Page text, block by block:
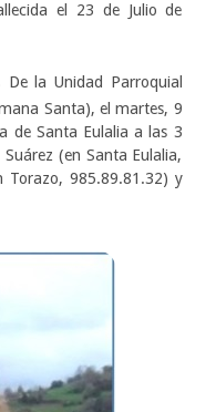
el 23 de Julio de
De la Unidad Parroquial
Santa), el martes, 9
de Santa Eulalia a las 3
(en Santa Eulalia,
Torazo, 985.89.81.32) y